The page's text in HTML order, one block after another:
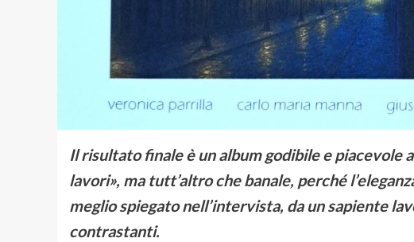
Il risultato finale è un album godibile e piacevole
lavori», ma tutt’altro che banale, perché
meglio spiegato nell’intervista, da un sapiente
contrastanti.